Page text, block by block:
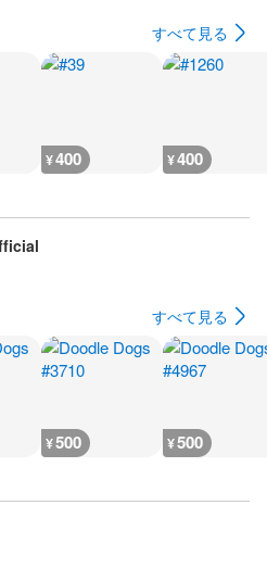
すべて見る
¥400 ¥400
すべて見る
¥500 ¥500